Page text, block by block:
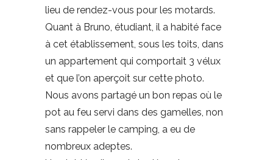
lieu de rendez-vous pour les motards.
Quant à Bruno, étudiant, il a habité face
à cet établissement, sous les toits, dans
un appartement qui comportait 3 vélux
et que l’on aperçoit sur cette photo.
Nous avons partagé un bon repas où le
pot au feu servi dans des gamelles, non
sans rappeler le camping, a eu de
nombreux adeptes.